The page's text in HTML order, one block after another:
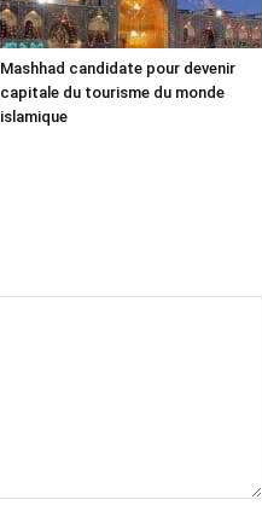
Mashhad candidate pour devenir
capitale du tourisme du monde
islamique